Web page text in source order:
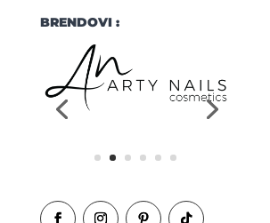
BRENDOVI :